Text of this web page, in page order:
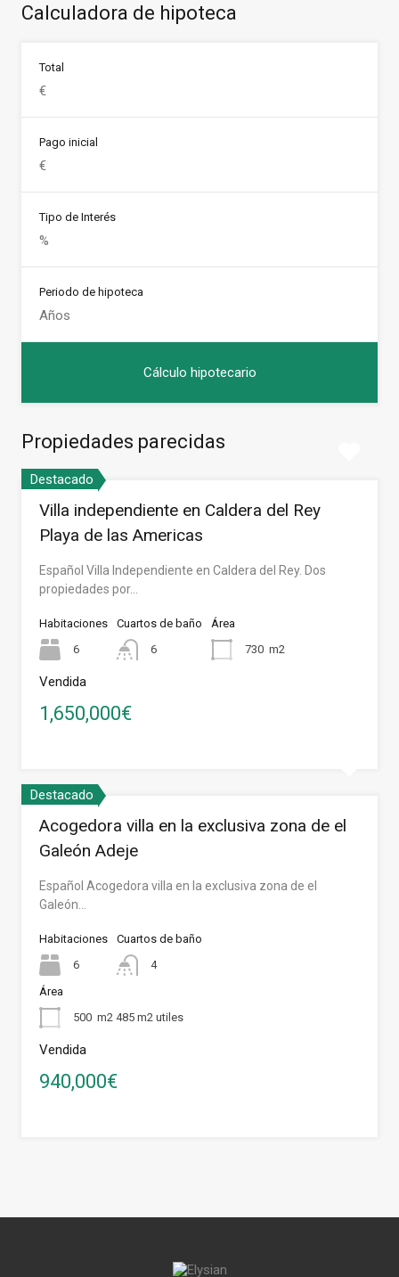
Calculadora de hipoteca
Total
Pago inicial
Tipo de Interés
Periodo de hipoteca
Propiedades parecidas
Destacado
Villa independiente en Caldera del Rey
Playa de las Americas
Español Villa Independiente en Caldera del Rey. Dos
propiedades por…
Habitaciones
6
Cuartos de baño
6
Área
730 m2
Vendida
1,650,000€
Destacado
Acogedora villa en la exclusiva zona de el
Galeón Adeje
Español Acogedora villa en la exclusiva zona de el
Galeón…
Habitaciones
6
Cuartos de baño
4
Área
500 m2 485 m2 utiles
Vendida
940,000€